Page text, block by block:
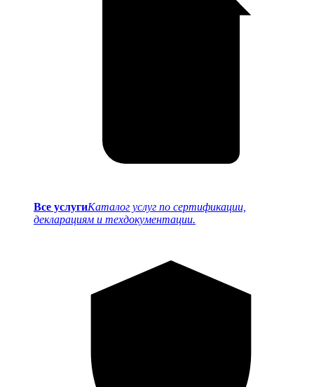
Все услугиКаталог услуг по сертификации,
декларациям и техдокументации.